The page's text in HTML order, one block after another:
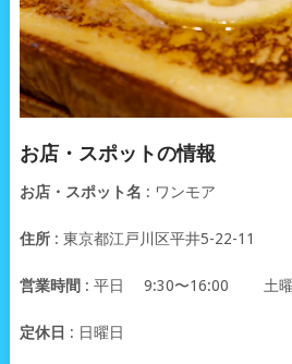
お店・スポットの情報
お店・スポット名 : ワンモア
住所: 東京都江戸川区平井5-22-11
営業時間 : 平日 9:30〜16:00 土曜
定休日 : 日曜日